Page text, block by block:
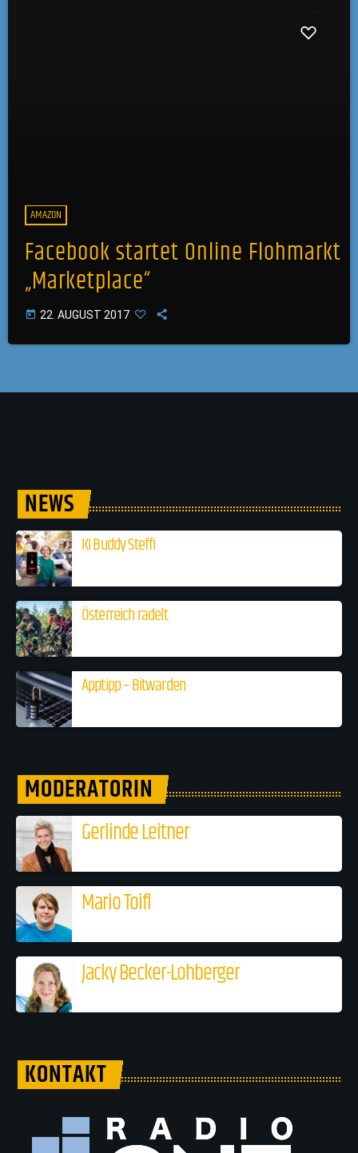
AMAZON
Facebook startet Online Flohmarkt
„Marketplace“
today 22. AUGUST 2017
NEWS
KI Buddy Steffi
Österreich radelt
Apptipp – Bitwarden
MODERATORIN
Gerlinde Leitner
Mario Toifl
Jacky Becker-Lohberger
KONTAKT